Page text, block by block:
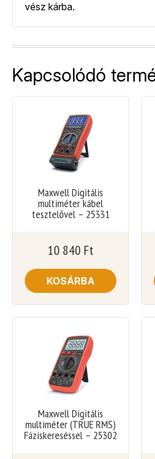
vész kárba.
Kapcsolódó
Maxwell Digitális
multiméter kábel
tesztelővel – 25331
10 840 Ft
KOSÁRBA
Maxwell Digitális
multiméter (TRUE RMS)
Fáziskereséssel – 25302